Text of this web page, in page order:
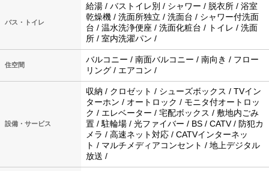
バス・トイレ
給湯 / バストイレ別 / シャワー / 脱衣所 / 浴室
乾燥機 / 洗面所独立 / 洗面台 / シャワー付洗面
台 / 温水洗浄便座 / 洗面化粧台 / トイレ / 洗面
所 / 室内洗濯パン /
住空間
バルコニー / 南面バルコニー / 南向き / フロー
リング / エアコン /
設備・サービス
収納 / クロゼット / シューズボックス / TVイン
ターホン / オートロック / モニタ付オートロッ
ク / エレベーター / 宅配ボックス / 敷地内ごみ
置 / 駐輪場 / 光ファイバー / BS / CATV / 防犯カ
メラ / 高速ネット対応 / CATVインターネッ
ト / マルチメディアコンセント / 地上デジタル
放送 /